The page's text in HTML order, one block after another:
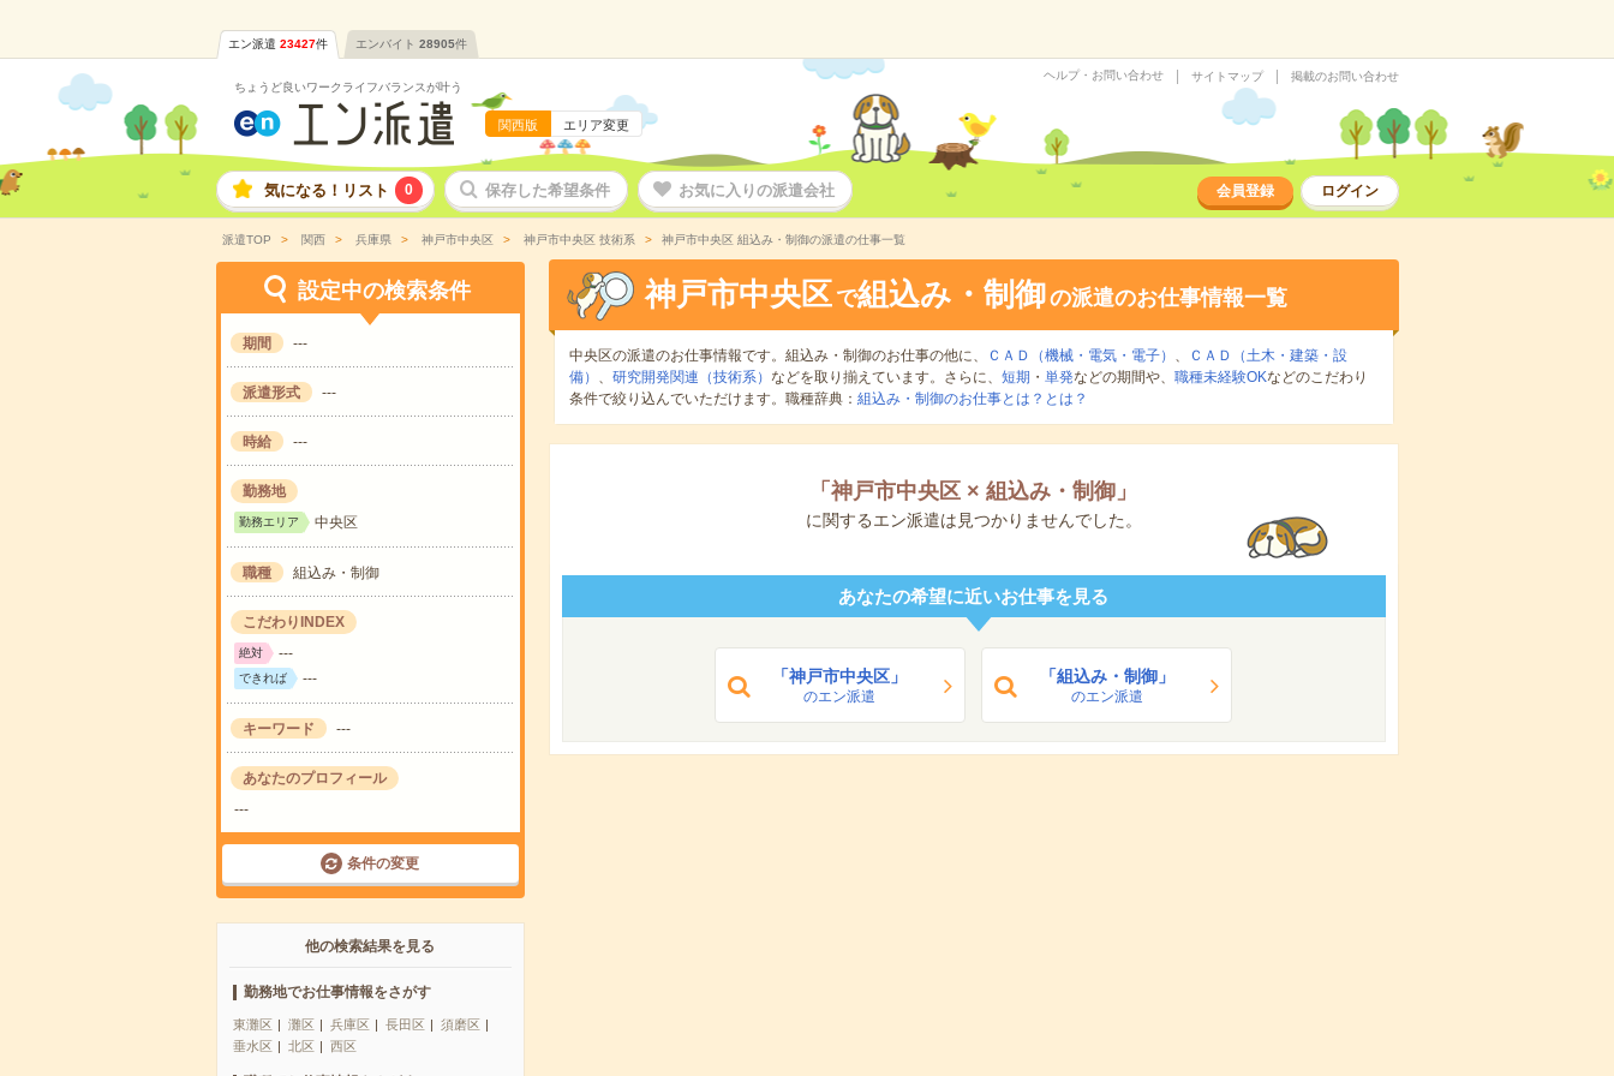
エン派遣 23427件 エンバイト 28905件
ちょうど良いワークライフバランスが叶う
関西版 エリア変更
ヘルプ・お問い合わせ サイトマップ 掲載のお問い合わせ
気になる！リスト 0 保存した希望条件 お気に入りの派遣会社 会員登録 ログイン
派遣TOP 関西 兵庫県 神戸市中央区 神戸市中央区 技術系 神戸市中央区 組込み・制御の派遣の仕事一覧
設定中の検索条件
期間 ---
派遣形式 ---
時給 ---
勤務地
勤務エリア 中央区
職種 組込み・制御
こだわりINDEX
絶対 ---
できれば ---
キーワード ---
あなたのプロフィール
---
条件の変更
他の検索結果を見る
勤務地でお仕事情報をさがす
東灘区 灘区 兵庫区 長田区
須磨区
垂水区
北区 西区
神戸市中央区 で組込み・制御の派遣のお仕事情報一覧
中央区の派遣のお仕事情報です。組込み・制御のお仕事の他に、 ＣＡＤ（機械・電気・電子） 、
ＣＡＤ（土木・建築・設
備） 、 研究開発関連（技術系） などを取り揃えています。さらに、 短期 ・ 単発などの期間や、 職種未経験OKなどのこだわり
条件で絞り込んでいただけます。職種辞典： 組込み・制御のお仕事とは？とは？
「 神戸市中央区 × 組込み・制御 」
に関するエン派遣は見つかりませんでした。
あなたの希望に近いお仕事を見る
「神戸市中央区」
のエン派遣
「組込み・制御」
のエン派遣